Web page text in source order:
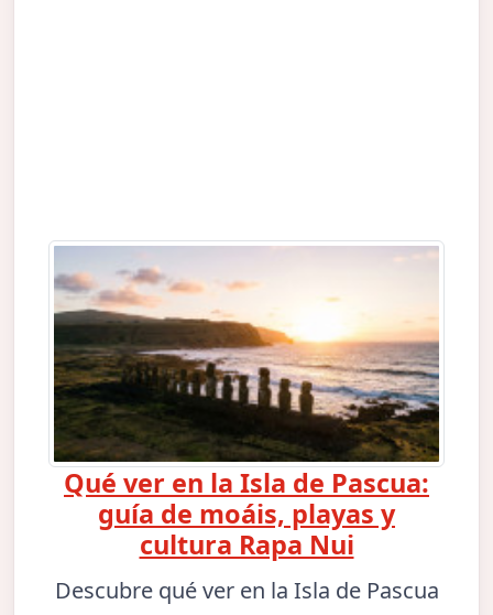
Qué ver en la Isla de Pascua:
guía de moáis, playas y
cultura Rapa Nui
Descubre qué ver en la Isla de Pascua